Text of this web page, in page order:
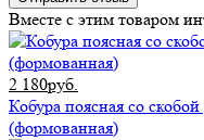
Вместе с этим товаром
2 180руб.
Кобура поясная со
(формованная)